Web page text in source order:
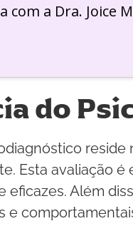
com a Dra. Joice
do
Esta avaliação
eficazes. Além
e